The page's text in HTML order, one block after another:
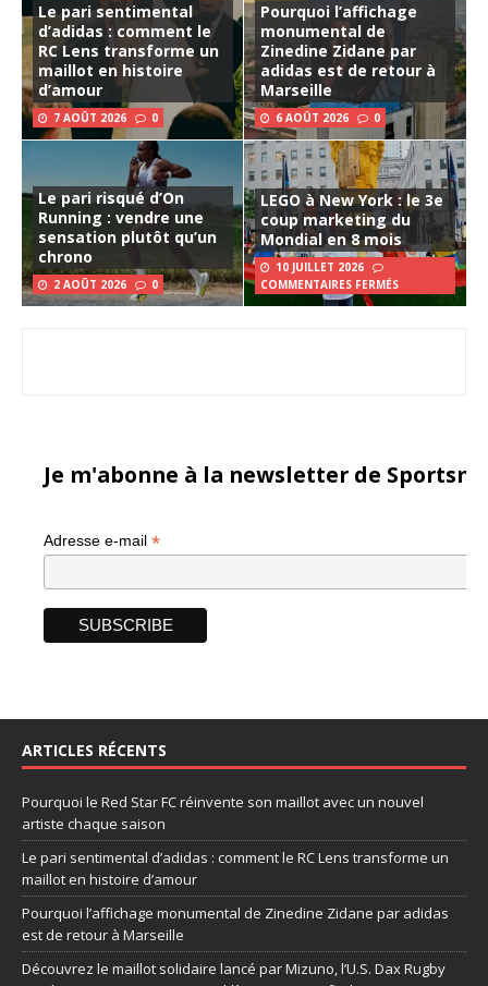
Le pari sentimental
d’adidas : comment le
RC Lens transforme un
maillot en histoire
d’amour
7 AOÛT 2026 0
Pourquoi l’affichage
monumental de
Zinedine Zidane par
adidas est de retour à
Marseille
6 AOÛT 2026 0
Le pari risqué d’On
Running : vendre une
sensation plutôt qu’un
chrono
2 AOÛT 2026 0
LEGO à New York : le 3e
coup marketing du
Mondial en 8 mois
10 JUILLET 2026
COMMENTAIRES FERMÉS
Je m'abonne à la newsletter de
Adresse e-mail *
ARTICLES RÉCENTS
Pourquoi le Red Star FC réinvente son maillot avec un nouvel
artiste chaque saison
Le pari sentimental d’adidas : comment le RC Lens transforme un
maillot en histoire d’amour
Pourquoi l’affichage monumental de Zinedine Zidane par adidas
est de retour à Marseille
Découvrez le maillot solidaire lancé par Mizuno, l’U.S. Dax Rugby